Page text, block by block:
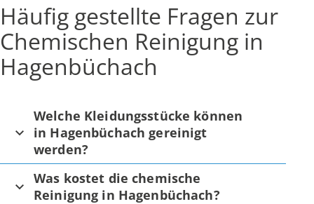
Häufig gestellte Fragen zur
Chemischen Reinigung in
Hagenbüchach
Welche Kleidungsstücke können
in Hagenbüchach gereinigt
werden?
Was kostet die chemische
Reinigung in Hagenbüchach?